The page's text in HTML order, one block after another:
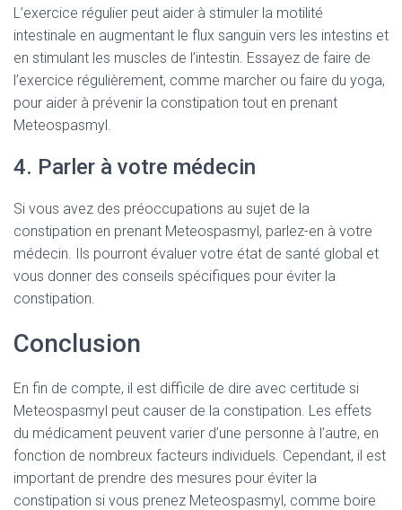
L’exercice régulier peut aider à stimuler la motilité
intestinale en augmentant le flux sanguin vers les intestins et
en stimulant les muscles de l’intestin. Essayez de faire de
l’exercice régulièrement, comme marcher ou faire du yoga,
pour aider à prévenir la constipation tout en prenant
Meteospasmyl.
4. Parler à votre médecin
Si vous avez des préoccupations au sujet de la
constipation en prenant Meteospasmyl, parlez-en à votre
médecin. Ils pourront évaluer votre état de santé global et
vous donner des conseils spécifiques pour éviter la
constipation.
Conclusion
En fin de compte, il est difficile de dire avec certitude si
Meteospasmyl peut causer de la constipation. Les effets
du médicament peuvent varier d’une personne à l’autre, en
fonction de nombreux facteurs individuels. Cependant, il est
important de prendre des mesures pour éviter la
constipation si vous prenez Meteospasmyl, comme boire